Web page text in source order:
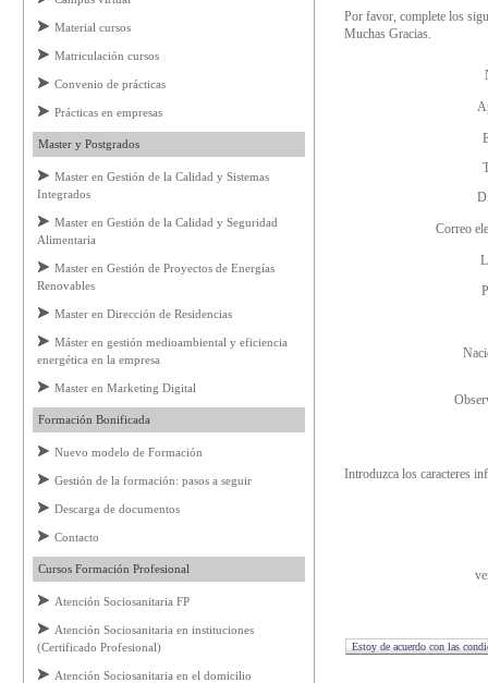
Material cursos
Matriculación cursos
Convenio de prácticas
Prácticas en empresas
Master y Postgrados
Master en Gestión de la Calidad y Sistemas
Integrados
Master en Gestión de la Calidad y Seguridad
Alimentaria
Master en Gestión de Proyectos de Energías
Renovables
Master en Dirección de Residencias
Máster en gestión medioambiental y eficiencia
energética en la empresa
Master en Marketing Digital
Formación Bonificada
Nuevo modelo de Formación
Gestión de la formación: pasos a seguir
Descarga de documentos
Contacto
Cursos Formación Profesional
Atención Sociosanitaria FP
Atención Sociosanitaria en instituciones
(Certificado Profesional)
Atención Sociosanitaria en el domicilio
Por favor, complete los
Muchas Gracias.
Correo
Introduzca los caracteres